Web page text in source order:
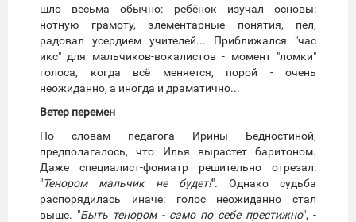
шло весьма обычно: ребёнок изучал основы:
нотную грамоту, элементарные понятия, пел,
радовал усердием учителей... Приближался "час
икс" для мальчиков-вокалистов - момент "ломки"
голоса, когда всё меняется, порой - очень
неожиданно, а иногда и драматично...
Ветер перемен
По словам педагога Ирины Бедностиной,
предполагалось, что Илья вырастет баритоном.
Даже специалист-фониатр решительно отрезал:
"Тенором мальчик не будет!". Однако судьба
распорядилась иначе: голос неожиданно стал
выше. "Быть тенором - само по себе престижно", -